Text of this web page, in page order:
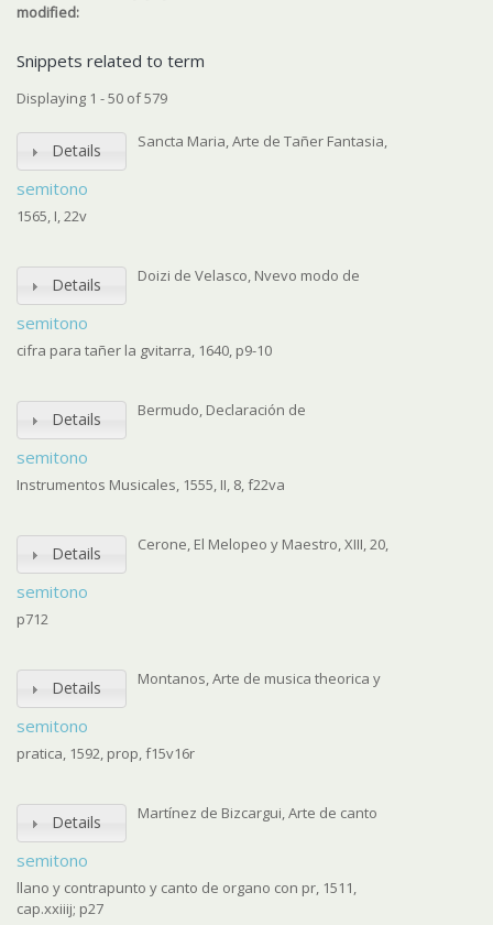
modified:
Snippets related to term
Displaying 1 - 50 of 579
Details
semitono
Sancta Maria, Arte de Tañer Fantasia,
1565, I, 22v
Details
semitono
Doizi de Velasco, Nvevo modo de
cifra para tañer la gvitarra, 1640, p9-10
Details
semitono
Bermudo, Declaración de
Instrumentos Musicales, 1555, II, 8, f22va
Details
semitono
Cerone, El Melopeo y Maestro, XIII, 20,
p712
Details
semitono
Montanos, Arte de musica theorica y
pratica, 1592, prop, f15v16r
Details
semitono
Martínez de Bizcargui, Arte de canto
llano y contrapunto y canto de organo con pr, 1511,
cap.xxiiij; p27